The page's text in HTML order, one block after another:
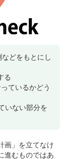
などをもとにし
る
ているかどう
いない部分を
画」を立てなけ
進むものではあ